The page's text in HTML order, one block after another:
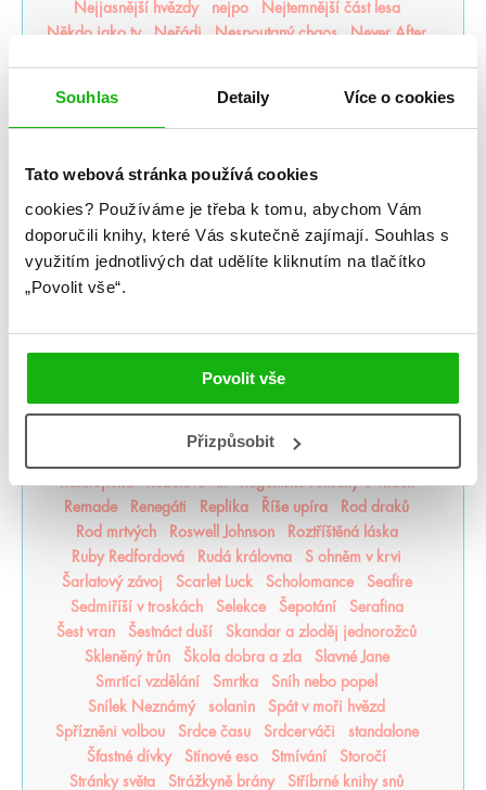
Souhlas Detaily Více o cookies
Tato webová stránka používá cookies
cookies? Používáme je třeba k tomu, abychom Vám
doporučili knihy, které Vás skutečně zajímají. Souhlas s
využitím jednotlivých dat udělíte kliknutím na tlačítko
„Povolit vše“.
Povolit vše
Přizpůsobit
Nejjasnější hvězdy nejpo
Nejtemnější část lesa
Někdo jako ty
Neřádi Nespoutaný chaos
Never After
Odkaz dračích jezdců
Odkaz lidské mysli
Odkaz Orďši
Ofélie Scaleová Oheň a kov
Ohnivák
Opačno
Ostrov živlů Ostrovy bohů
Osud a plamen
Pád zkázy a hněvu
Pamatuj na smrt
Panovo znamení
Panův tajemný odkaz
Pasažérka
Percy Jackson
Pěškopisy
Phobos Píseň zimy
Plující svět
Pod štítem magie
Poslední hodina
Poušť v plamenech
Pozlacené
Pozorovatelka
Prázdné sliby
Příběh magie
Příběhy z nového světa
Princezna popela
Princové hříchů
Přízraky noci
Projekt Alfa
Prokletý trůn
Remade
Renegáti Replika Říše upíra
Rod draků
Rod mrtvých
Roswell Johnson
Roztříštěná láska
Ruby Redfordová
Rudá královna
S ohněm v krvi
Šarlatový závoj
Scarlet Luck Scholomance
Seafire
Sedmiříší v troskách
Selekce Šepotání
Serafina
Šest vran
Šestnáct duší
Skandar a zloděj jednorožců
Skleněný trůn
Škola dobra a zla
Slavné Jane
Smrtící vzdělání
Smrtka
Sníh nebo popel
Snílek Neznámý
solanin
Spát v moři hvězd
Spřízněni volbou
Srdce času Srdcerváči
standalone
Šťastné dívky
Stínové eso Stmívání
Storočí
Stránky světa
Strážkyně brány
Stříbrné knihy snů